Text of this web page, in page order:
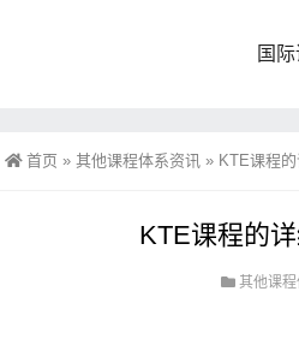
国
首页 » 其他课程体系资讯 » KTE课程
KTE课程的
其他课